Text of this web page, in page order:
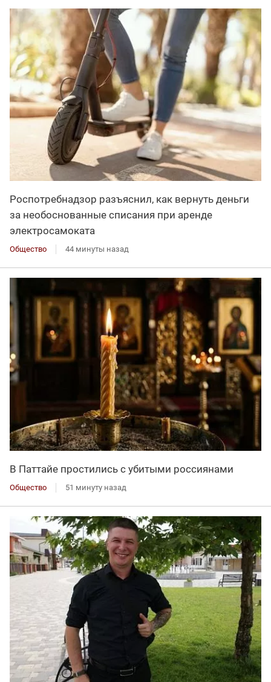
Роспотребнадзор разъяснил, как вернуть деньги
за необоснованные списания при аренде
электросамоката
Общество 44 минуты назад
В Паттайе простились с убитыми россиянами
Общество 51 минуту назад